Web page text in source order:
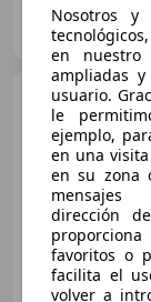
Particular
ES-46011 València
08/2015
Nosotros y
en nuestro
ampliadas
usuario.
le
ejemplo,
en una
en su zona
mensajes
dirección
proporciona
favoritos o
facilita el
volver a